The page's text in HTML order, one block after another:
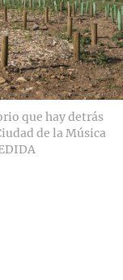
que hay detrás
de la Música